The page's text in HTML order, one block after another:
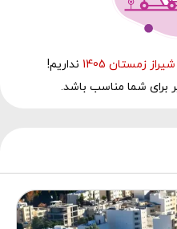
شیراز زمستان 1405
نداریم!
برای شما مناسب باشد.